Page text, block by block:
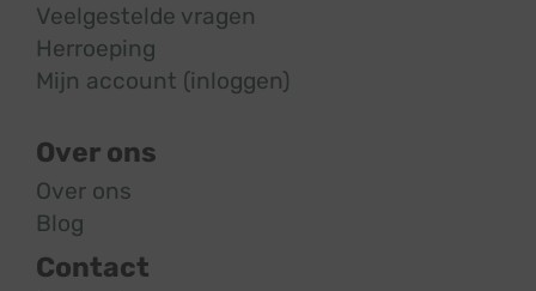
Veelgestelde vragen
Herroeping
Mijn account (inloggen)
Over ons
Over ons
Blog
Contact